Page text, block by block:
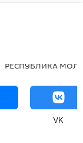
РЕСПУБЛИКА
VK